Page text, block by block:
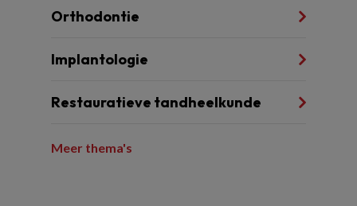
Orthodontie
Implantologie
Restauratieve tandheelkunde
Meer thema's